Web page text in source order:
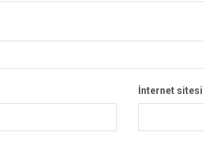
İnternet sitesi